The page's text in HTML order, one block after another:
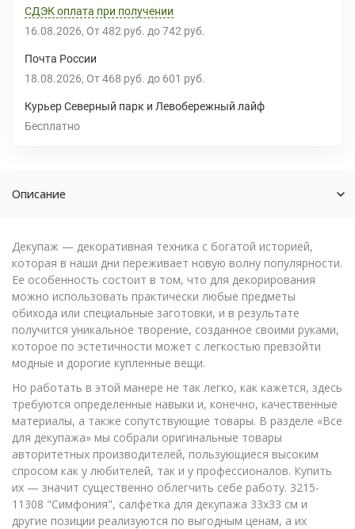
СДЭК оплата при получении
16.08.2026 От 482 руб. до 742 руб.
Почта России
18.08.2026 От 468 руб. до 601 руб.
Курьер Северный парк и Левобережный лайф
Бесплатно
Описание
Декупаж — декоративная техника с богатой историей,
которая в наши дни переживает новую волну популярности.
Ее особенность состоит в том, что для декорирования
можно использовать практически любые предметы
обихода или специальные заготовки, и в результате
получится уникальное творение, созданное своими руками,
которое по эстетичности может с легкостью превзойти
модные и дорогие купленные вещи.
Но работать в этой манере не так легко, как кажется, здесь
требуются определенные навыки и, конечно, качественные
материалы, а также сопутствующие товары. В разделе «Все
для декупажа» мы собрали оригинальные товары
авторитетных производителей, пользующиеся высоким
спросом как у любителей, так и у профессионалов. Купить
их — значит существенно облегчить себе работу. 3215-
11308 "Симфония", салфетка для декупажа 33х33 см и
другие позиции реализуются по выгодным ценам, а их